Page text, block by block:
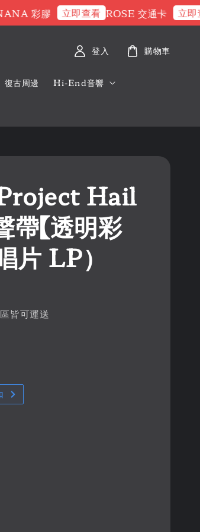
彩膠 立即查看 ROSE 交通卡 立即查看
復古周邊 Hi-End音響
登入 購物車
Project Hail
帶【透明彩
片 LP）
皆可運送